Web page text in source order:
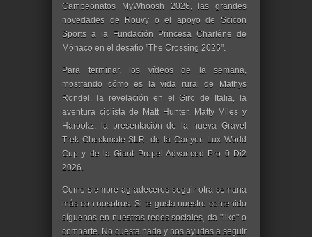
Campeonatos MyWhoosh 2026, las grandes
novedades de Rouvy o el apoyo de Scicon
Sports a la Fundación Princesa Charlène de
Mónaco en el desafío "The Crossing 2026".
Para terminar, los vídeos de la semana,
mostrando cómo es la vida rural de Mathys
Rondel, la revelación en el Giro de Italia, la
aventura ciclista de Matt Hunter, Matty Miles y
Harookz, la presentación de la nueva Gravel
Trek Checkmate SLR, de la Canyon Lux World
Cup y de la Giant Propel Advanced Pro 0 Di2
2026.
Como siempre agradeceros seguir otra semana
más con nosotros. Si te gusta nuestro contenido
síguenos en nuestras redes sociales, da "like" o
comparte. No cuesta nada y nos ayudas a seguir